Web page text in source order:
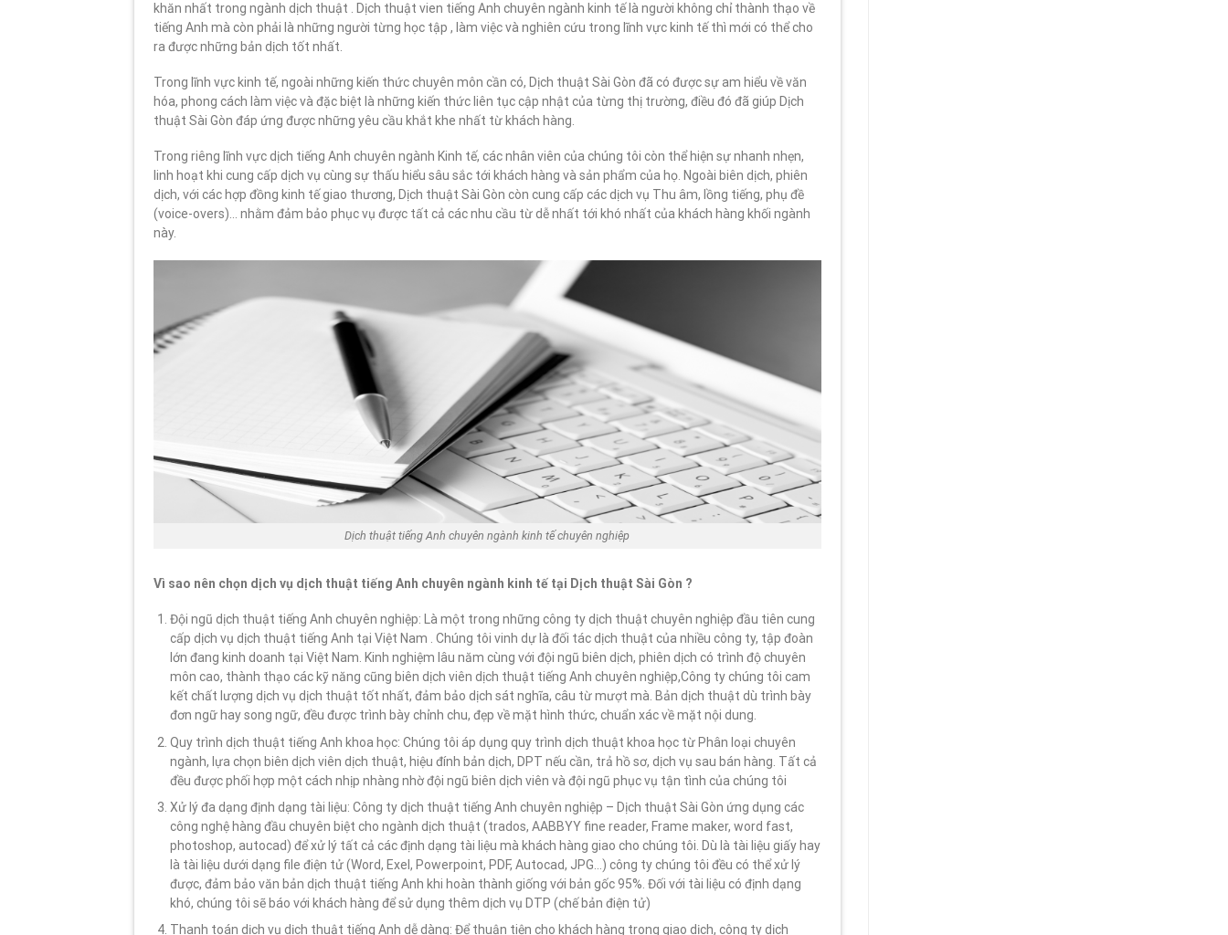
khăn nhất trong ngành dịch thuật . Dịch thuật vien tiếng Anh chuyên ngành kinh tế là người không chỉ thành thạo về
tiếng Anh mà còn phải là những người từng học tập , làm việc và nghiên cứu trong lĩnh vực kinh tế thì mới có thể cho
ra được những bản dịch tốt nhất.
Trong lĩnh vực kinh tế, ngoài những kiến thức chuyên môn cần có, Dịch thuật Sài Gòn đã có được sự am hiểu về văn
hóa, phong cách làm việc và đặc biệt là những kiến thức liên tục cập nhật của từng thị trường, điều đó đã giúp Dịch
thuật Sài Gòn đáp ứng được những yêu cầu khắt khe nhất từ khách hàng.
Trong riêng lĩnh vực dịch tiếng Anh chuyên ngành Kinh tế, các nhân viên của chúng tôi còn thể hiện sự nhanh nhẹn,
linh hoạt khi cung cấp dịch vụ cùng sự thấu hiểu sâu sắc tới khách hàng và sản phẩm của họ. Ngoài biên dịch, phiên
dịch, với các hợp đồng kinh tế giao thương, Dịch thuật Sài Gòn còn cung cấp các dịch vụ Thu âm, lồng tiếng, phụ đề
(voice-overs)… nhằm đảm bảo phục vụ được tất cả các nhu cầu từ dễ nhất tới khó nhất của khách hàng khối ngành
này.
Dịch thuật tiếng Anh chuyên ngành kinh tế chuyên nghiệp
Vì sao nên chọn dịch vụ dịch thuật tiếng Anh chuyên ngành kinh tế tại Dịch thuật Sài Gòn ?
Đội ngũ dịch thuật tiếng Anh chuyên nghiệp: Là một trong những công ty dịch thuật chuyên nghiệp đầu tiên cung
cấp dịch vụ dịch thuật tiếng Anh tại Việt Nam . Chúng tôi vinh dự là đối tác dịch thuật của nhiều công ty, tập đoàn
lớn đang kinh doanh tại Việt Nam. Kinh nghiệm lâu năm cùng với đội ngũ biên dịch, phiên dịch có trình độ chuyên
môn cao, thành thạo các kỹ năng cũng biên dịch viên dịch thuật tiếng Anh chuyên nghiệp,Công ty chúng tôi cam
kết chất lượng dịch vụ dịch thuật tốt nhất, đảm bảo dịch sát nghĩa, câu từ mượt mà. Bản dịch thuật dù trình bày
đơn ngữ hay song ngữ, đều được trình bày chỉnh chu, đẹp về mặt hình thức, chuẩn xác về mặt nội dung.
Quy trình dịch thuật tiếng Anh khoa học: Chúng tôi áp dụng quy trình dịch thuật khoa học từ Phân loại chuyên
ngành, lựa chọn biên dịch viên dịch thuật, hiệu đính bản dịch, DPT nếu cần, trả hồ sơ, dịch vụ sau bán hàng. Tất cả
đều được phối hợp một cách nhịp nhàng nhờ đội ngũ biên dịch viên và đội ngũ phục vụ tận tình của chúng tôi
Xử lý đa dạng định dạng tài liệu: Công ty dịch thuật tiếng Anh chuyên nghiệp – Dịch thuật Sài Gòn ứng dụng các
công nghệ hàng đầu chuyên biệt cho ngành dịch thuật (trados, AABBYY fine reader, Frame maker, word fast,
photoshop, autocad) để xử lý tất cả các định dạng tài liệu mà khách hàng giao cho chúng tôi. Dù là tài liệu giấy hay
là tài liệu dưới dạng file điện tử (Word, Exel, Powerpoint, PDF, Autocad, JPG…) công ty chúng tôi đều có thể xử lý
được, đảm bảo văn bản dịch thuật tiếng Anh khi hoàn thành giống với bản gốc 95%. Đối với tài liệu có định dạng
khó, chúng tôi sẽ báo với khách hàng để sử dụng thêm dịch vụ DTP (chế bản điện tử)
Thanh toán dịch vụ dịch thuật tiếng Anh dễ dàng: Để thuận tiện cho khách hàng trong giao dịch, công ty dịch